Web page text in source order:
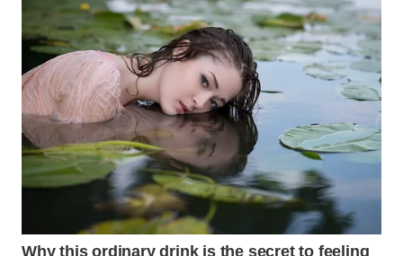
WN
PRIANGAN
TIMUR
WN
SEMARANG
WN
WN